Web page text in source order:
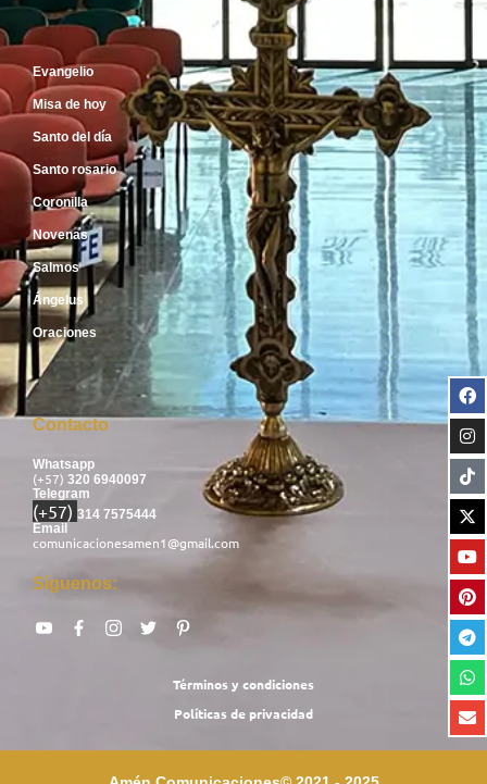
Inicio
Evangelio
Misa de hoy
Santo del día
Santo rosario
Coronilla
Novenas
Salmos
Ángelus
Oraciones
Contacto
Whatsapp
(+57) 320 6940097
Telegram
(+57) 314 7575444
Email
comunicacionesamen1@gmail.com
Síguenos:
Términos y condiciones
Políticas de privacidad